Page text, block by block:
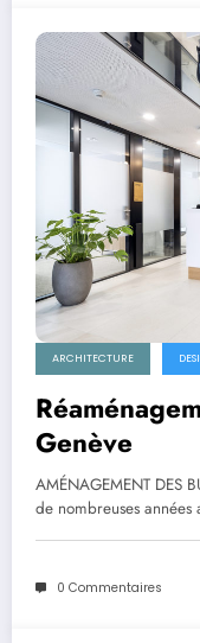
ARCHITECTURE
Genève
AMÉNAGEMENT DES
de nombreuses
0 Commentaires